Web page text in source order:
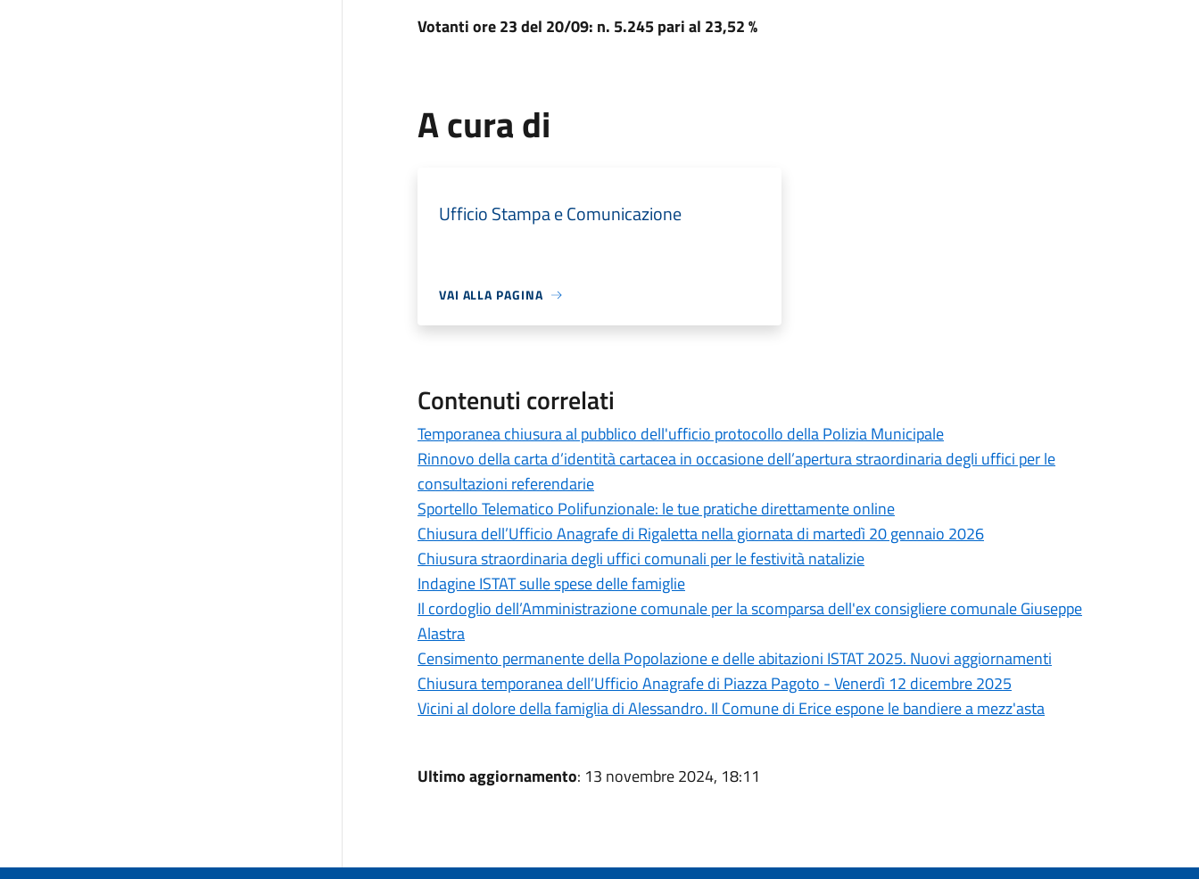
Votanti ore 23 del 20/09: n. 5.245 pari al 23,52 %
A cura di
Ufficio Stampa e Comunicazione
VAI ALLA PAGINA
Contenuti correlati
Temporanea chiusura al pubblico dell'ufficio protocollo della Polizia Municipale
Rinnovo della carta d’identità cartacea in occasione dell’apertura straordinaria degli uffici per le
consultazioni referendarie
Sportello Telematico Polifunzionale: le tue pratiche direttamente online
Chiusura dell’Ufficio Anagrafe di Rigaletta nella giornata di martedì 20 gennaio 2026
Chiusura straordinaria degli uffici comunali per le festività natalizie
Indagine ISTAT sulle spese delle famiglie
Il cordoglio dell’Amministrazione comunale per la scomparsa dell'ex consigliere comunale Giuseppe
Alastra
Censimento permanente della Popolazione e delle abitazioni ISTAT 2025. Nuovi aggiornamenti
Chiusura temporanea dell’Ufficio Anagrafe di Piazza Pagoto - Venerdì 12 dicembre 2025
Vicini al dolore della famiglia di Alessandro. Il Comune di Erice espone le bandiere a mezz'asta
Ultimo aggiornamento: 13 novembre 2024, 18:11